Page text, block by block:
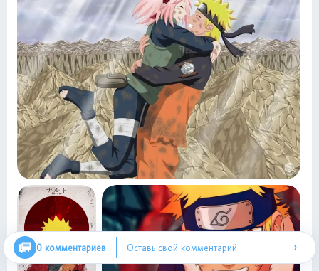
0 комментариев Оставь свой комментарий ›